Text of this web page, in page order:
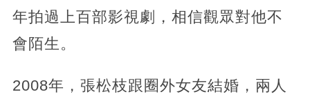
年拍過上百部影視劇，相信觀眾對他不
會陌生。
2008年，張松枝跟圈外女友結婚，兩人